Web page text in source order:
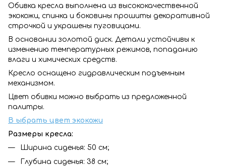
Обивка кресла выполнена из высококачественной
экокожи, спинка и боковины прошиты декоративной
строчкой и украшены пуговицами.
В основании золотой диск. Детали устойчивы к
изменению температурных режимов, попаданию
влаги и химических средств.
Кресло оснащено гидравлическим подъемным
механизмом.
Цвет обивки можно выбрать из предложенной
палитры.
В ыбрать цвет экокожи
Размеры кресла:
Ширина сиденья: 50 см;
Глубина сиденья: 38 см;